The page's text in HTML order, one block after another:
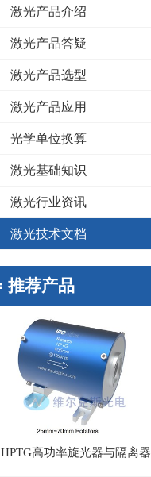
激光产品介绍
激光产品答疑
激光产品选型
激光产品应用
光学单位换算
激光基础知识
激光行业资讯
激光技术文档
推荐产品
HPTG高功率旋光器与隔离器